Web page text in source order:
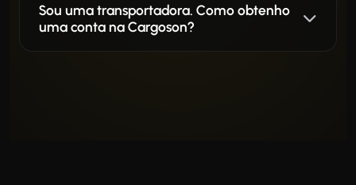
Sou uma transportadora. Como obtenho
uma conta na Cargoson?